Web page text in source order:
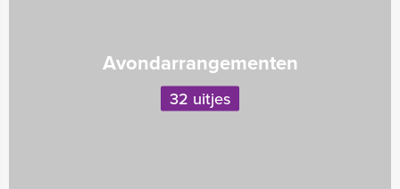
Avondarrangementen
32 uitjes